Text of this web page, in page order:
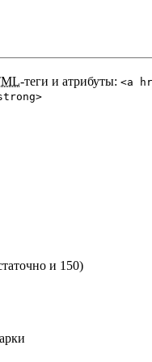
-теги и атрибуты: <a
и 150)